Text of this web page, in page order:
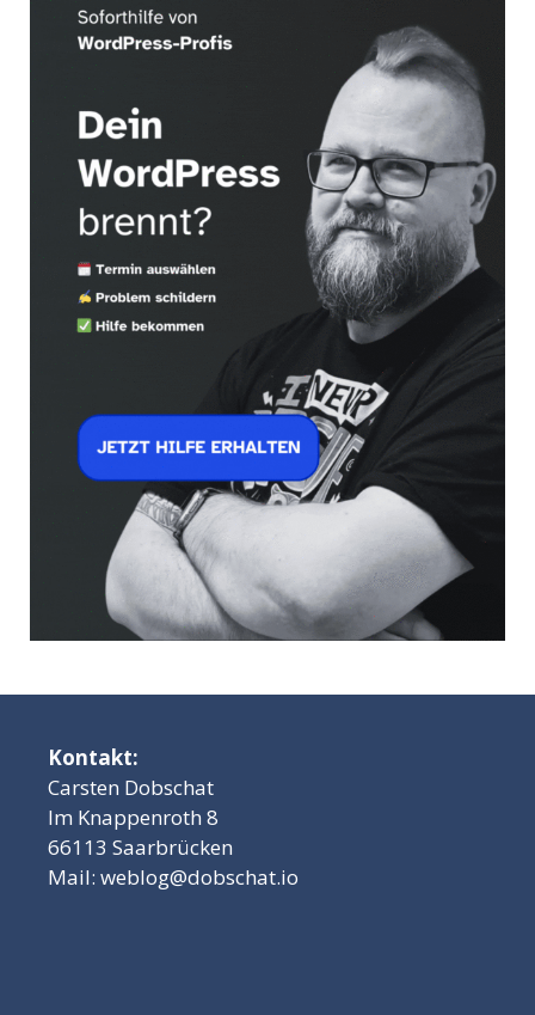
Kontakt:
Carsten Dobschat
Im Knappenroth 8
66113 Saarbrücken
Mail: weblog@dobschat.io